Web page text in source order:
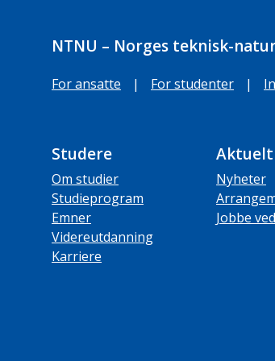
NTNU – Norges teknisk-
For ansatte | For studenter |
Studere
Om studier
Studieprogram
Emner
Videreutdanning
Karriere
Aktuelt
Nyheter
Jobbe